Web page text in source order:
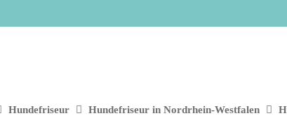
Hundefriseur Hundefriseur in Nordrhein-Westfalen